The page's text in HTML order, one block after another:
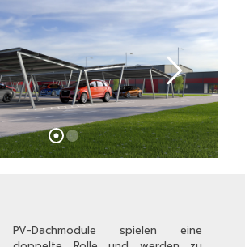
PV-Dachmodule spielen eine